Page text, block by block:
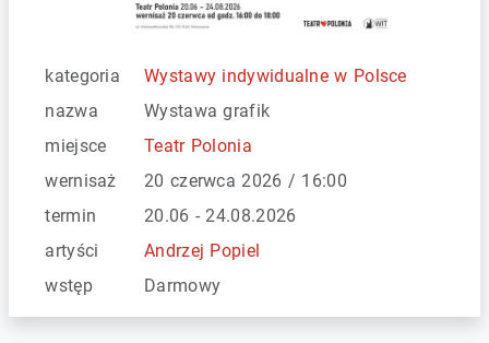
kategoria
Wystawy indywidualne w Polsce
nazwa
Wystawa grafik
miejsce
Teatr Polonia
wernisaż
20 czerwca 2026 / 16:00
termin
20.06 - 24.08.2026
artyści
Andrzej Popiel
wstęp
Darmowy